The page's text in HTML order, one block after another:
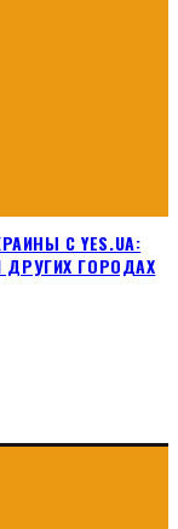
С YES.UA:
ДРУГИХ ГОРОДАХ